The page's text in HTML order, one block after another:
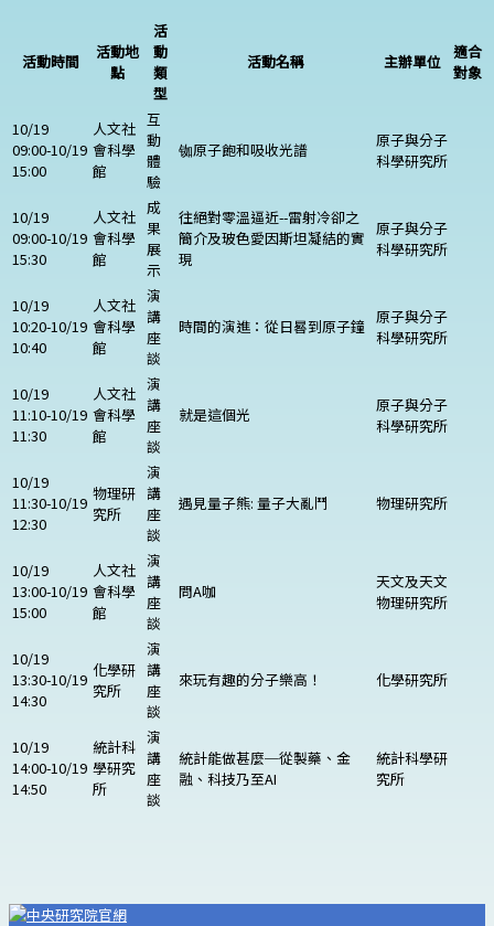
活動時間
活動地
點
活
動
類
型
活動名稱 主辦單位
適合
對象
10/19
09:00-10/19
15:00
人文社
會科學
館
互
動
體
驗
铷原子飽和吸收光譜
原子與分子
科學研究所
10/19
09:00-10/19
15:30
人文社
會科學
館
成
果
展
示
往絕對零溫逼近--雷射冷卻之
簡介及玻色愛因斯坦凝結的實
現
原子與分子
科學研究所
10/19
10:20-10/19
10:40
人文社
會科學
館
演
講
座
談
時間的演進：從日晷到原子鐘
原子與分子
科學研究所
10/19
11:10-10/19
11:30
人文社
會科學
館
演
講
座
談
就是這個光
原子與分子
科學研究所
10/19
11:30-10/19
12:30
物理研
究所
演
講
座
談
遇見量子熊: 量子大亂鬥 物理研究所
10/19
13:00-10/19
15:00
人文社
會科學
館
演
講
座
談
問A咖
天文及天文
物理研究所
10/19
13:30-10/19
14:30
化學研
究所
演
講
座
談
來玩有趣的分子樂高！ 化學研究所
10/19
14:00-10/19
14:50
統計科
學研究
所
演
講
座
談
統計能做甚麼─從製藥、金
融、科技乃至AI
統計科學研
究所